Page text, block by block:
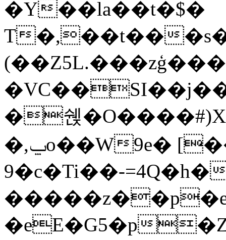
�Y��la��t�$�
T�,��t��
�쉕
�,ݐo��W9e� [�� ���]��Xc �p
9�c�Ti��-=4Q�h�
�eE�G5�p